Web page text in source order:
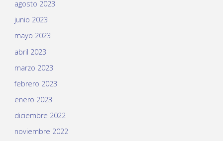
agosto 2023
junio 2023
mayo 2023
abril 2023
marzo 2023
febrero 2023
enero 2023
diciembre 2022
noviembre 2022